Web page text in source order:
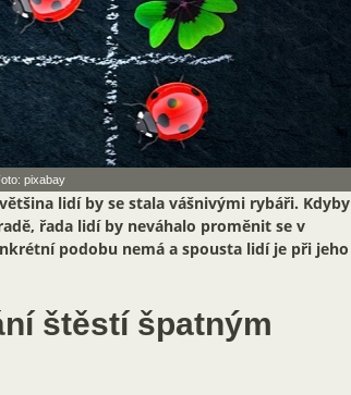
pixabay
lidí by se stala vášnivými rybáři. Kdyby
řada lidí by neváhalo proměnit se v
podobu nemá a spousta lidí je při jeho
štěstí špatným